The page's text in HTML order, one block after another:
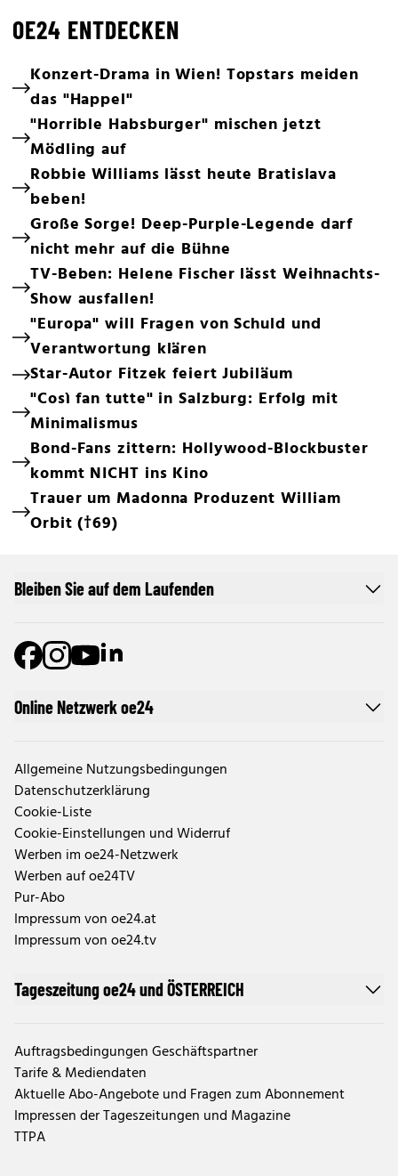
OE24 ENTDECKEN
Konzert-Drama in Wien! Topstars meiden
das "Happel"
"Horrible Habsburger" mischen jetzt
Mödling auf
Robbie Williams lässt heute Bratislava
beben!
Große Sorge! Deep-Purple-Legende darf
nicht mehr auf die Bühne
TV-Beben: Helene Fischer lässt Weihnachts-
Show ausfallen!
"Europa" will Fragen von Schuld und
Verantwortung klären
Star-Autor Fitzek feiert Jubiläum
"Così fan tutte" in Salzburg: Erfolg mit
Minimalismus
Bond-Fans zittern: Hollywood-Blockbuster
kommt NICHT ins Kino
Trauer um Madonna Produzent William
Orbit (†69)
Online Netzwerk oe24
Allgemeine Nutzungsbedingungen
Datenschutzerklärung
Cookie-Liste
Cookie-Einstellungen und Widerruf
Werben im oe24-Netzwerk
Werben auf oe24TV
Pur-Abo
Impressum von oe24.at
Impressum von oe24.tv
Tageszeitung oe24 und ÖSTERREICH
Auftragsbedingungen Geschäftspartner
Tarife & Mediendaten
Aktuelle Abo-Angebote und Fragen zum Abonnement
Impressen der Tageszeitungen und Magazine
TTPA
Bleiben Sie auf dem Laufenden